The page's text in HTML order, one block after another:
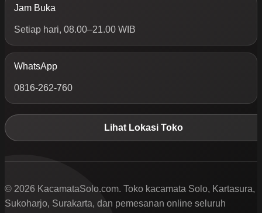
Jam Buka
Setiap hari, 08.00–21.00 WIB
WhatsApp
0816-262-760
Lihat Lokasi Toko
© 2026 KacamataSolo.com. Toko kacamata Solo, Kartasura,
Sukoharjo, Surakarta, dan pemesanan online seluruh